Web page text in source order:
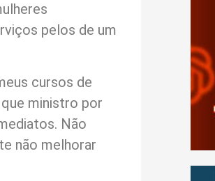
pelos de um
cursos de
ministro por
Não
não melhorar